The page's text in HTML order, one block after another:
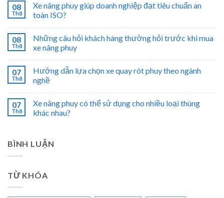
08
Th8
Xe nâng phuy giúp doanh nghiệp đạt tiêu chuẩn an
toàn ISO?
08
Th8
Những câu hỏi khách hàng thường hỏi trước khi mua
xe nâng phuy
07
Th8
Hướng dẫn lựa chọn xe quay rót phuy theo ngành
nghề
07
Th8
Xe nâng phuy có thể sử dụng cho nhiều loại thùng
khác nhau?
BÌNH LUẬN
TỪ KHÓA